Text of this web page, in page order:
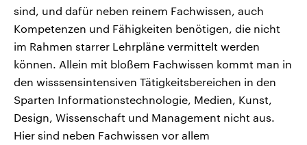
sind, und dafür neben reinem Fachwissen, auch
Kompetenzen und Fähigkeiten benötigen, die nicht
im Rahmen starrer Lehrpläne vermittelt werden
können. Allein mit bloßem Fachwissen kommt man in
den wisssensintensiven Tätigkeitsbereichen in den
Sparten Informationstechnologie, Medien, Kunst,
Design, Wissenschaft und Management nicht aus.
Hier sind neben Fachwissen vor allem